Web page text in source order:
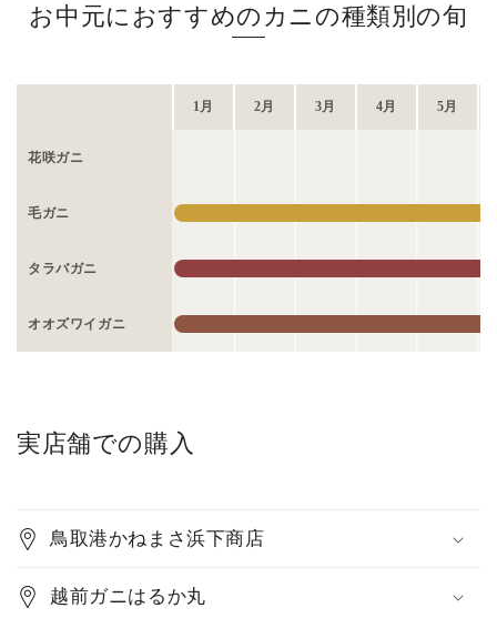
お中元におすすめのカニの種類別の旬
1月 2月 3月 4月 5月
花咲ガニ
毛ガニ
タラバガニ
オオズワイガニ
実店舗での購入
鳥取港かねまさ浜下商店
越前ガニはるか丸